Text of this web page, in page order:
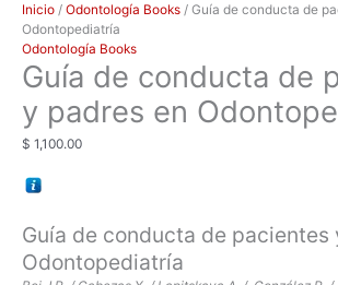
Inicio / Odontología Books / Guía de conducta de
Odontopediatría
Odontología Books
Guía de conducta de
y padres en
$ 1,100.00
Guía de conducta de pacientes
Odontopediatría